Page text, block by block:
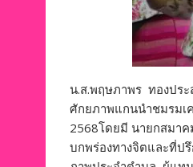
น.ส.พฤษภาพร ทองประ
ศักยภาพแกนนำชมรมเ
2568โดยมี นายกสมา
บกพร่องทางจิตและที่ป